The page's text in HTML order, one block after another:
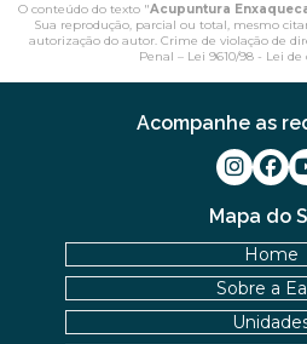
O conteúdo do texto "Acupuntura
Sua reprodução, parcial ou total, mesmo
autorização do autor. Crime de violação de
Penal – Lei 9610/98 - Lei
Mapa do
Home
Sobre a
Acompanhe as